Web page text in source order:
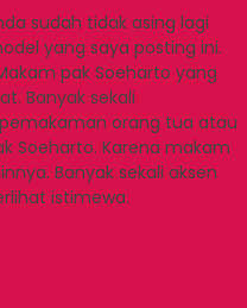
sudah tidak asing lagi
yang saya posting ini.
pak Soeharto yang
Banyak sekali
orang tua atau
Soeharto. Karena makam
Banyak sekali aksen
istimewa.